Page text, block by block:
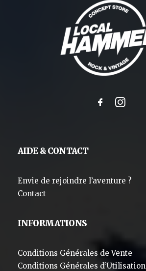
AIDE & CONTACT
Envie de rejoindre l’aventure ?
Contact
INFORMATIONS
Conditions Générales de Vente
Conditions Générales d’Utilisation